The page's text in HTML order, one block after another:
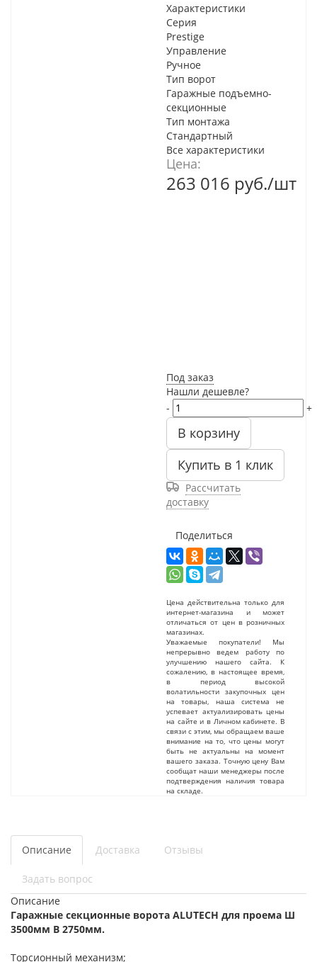
Характеристики
Серия
Prestige
Управление
Ручное
Тип ворот
Гаражные подъемно-
секционные
Тип монтажа
Стандартный
Все характеристики
Цена:
263 016 руб./шт
Под заказ
Нашли дешевле?
-
+
В корзину
Купить в 1 клик
Рассчитать
доставку
Поделиться
Цена действительна только для
интернет-магазина и может
отличаться от цен в розничных
магазинах.
Уважаемые покупатели! Мы
непрерывно ведем работу по
улучшению нашего сайта. К
сожалению, в настоящее время,
в период высокой
волатильности закупочных цен
на товары, наша система не
успевает актуализировать цены
на сайте и в Личном кабинете. В
связи с этим, мы обращаем ваше
внимание на то, что цены могут
быть не актуальны на момент
вашего заказа. Точную цену Вам
сообщат наши менеджеры после
подтверждения наличия товара
на складе.
Описание Доставка Отзывы
Задать вопрос
Описание
Гаражные секционные ворота ALUTECH для проема Ш
3500мм В 2750мм.
Торсионный механизм;